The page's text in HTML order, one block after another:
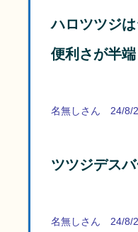
ハロツツジ
便利さが半端
名無しさん 24/8/
ツツジデス
名無しさん 24/8/